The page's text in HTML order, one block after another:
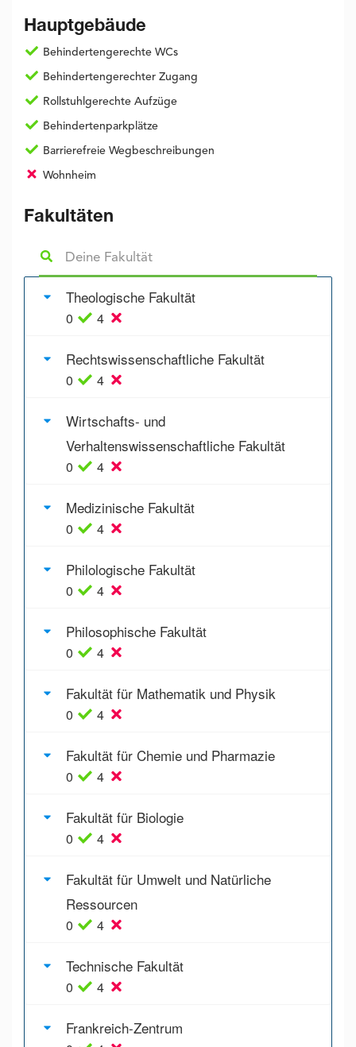
Hauptgebäude
Behindertengerechte WCs
Behindertengerechter Zugang
Rollstuhlgerechte Aufzüge
Behindertenparkplätze
Barrierefreie Wegbeschreibungen
Wohnheim
Fakultäten
Theologische Fakultät
0 4
Rechtswissenschaftliche Fakultät
0 4
Wirtschafts- und
Verhaltenswissenschaftliche Fakultät
0 4
Medizinische Fakultät
0 4
Philologische Fakultät
0 4
Philosophische Fakultät
0 4
Fakultät für Mathematik und Physik
0 4
Fakultät für Chemie und Pharmazie
0 4
Fakultät für Biologie
0 4
Fakultät für Umwelt und Natürliche
Ressourcen
0 4
Technische Fakultät
0 4
Frankreich-Zentrum